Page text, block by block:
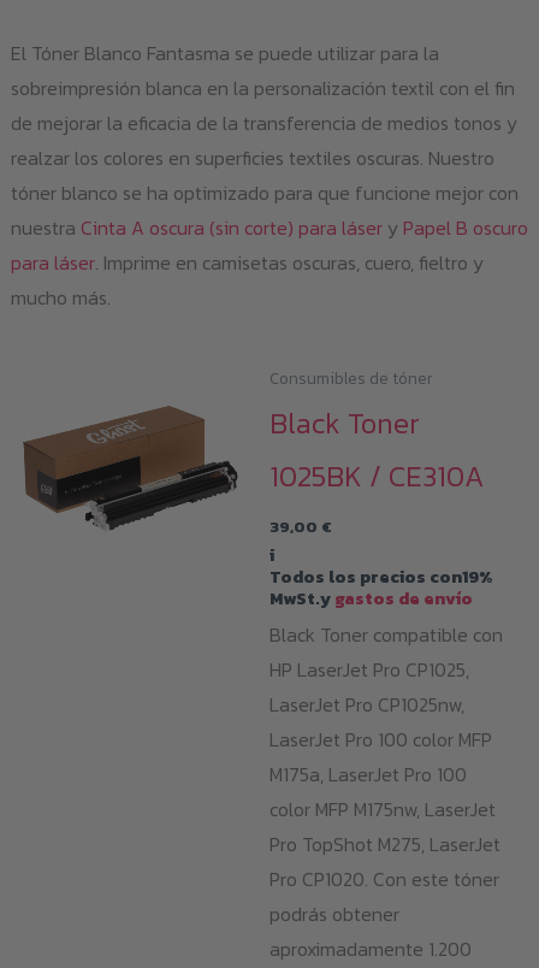
El Tóner Blanco Fantasma se puede utilizar para la
sobreimpresión blanca en la personalización textil con el fin
de mejorar la eficacia de la transferencia de medios tonos y
realzar los colores en superficies textiles oscuras. Nuestro
tóner blanco se ha optimizado para que funcione mejor con
nuestra Cinta A oscura (sin corte) para lásery Papel B oscuro
para láser. Imprime en camisetas oscuras, cuero, fieltro y
mucho más.
Consumibles de tóner
Black Toner
1025BK / CE310A
39,00 €
i
Todos los precios con19%
MwSt.ygastos de envío
Black Toner compatible con
HP LaserJet Pro CP1025,
LaserJet Pro CP1025nw,
LaserJet Pro 100 color MFP
M175a, LaserJet Pro 100
color MFP M175nw, LaserJet
Pro TopShot M275, LaserJet
Pro CP1020. Con este tóner
podrás obtener
aproximadamente 1.200